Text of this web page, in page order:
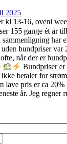
2025
kl 13-16, oveni
155 gange ét år
har
bundpriser
når der er
Bundpriser
betaler for
lave pris er ca
år. Jeg